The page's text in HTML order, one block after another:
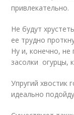
привлекательно.
Не будут
ее трудно
Ну и, конечно, не
засолки огурцы,
Упругий хвостик
идеально